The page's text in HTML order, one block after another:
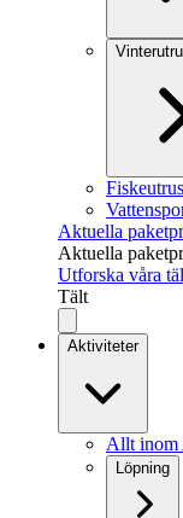
Aktuella
Aktuella
Utforska våra
Tält
Aktiviteter
Allt inom
Löpning